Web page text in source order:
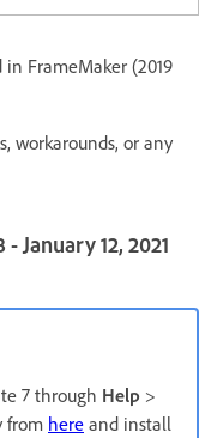
FrameMaker (2019
workarounds, or any
January 12, 2021
7 through Help >
from here and install